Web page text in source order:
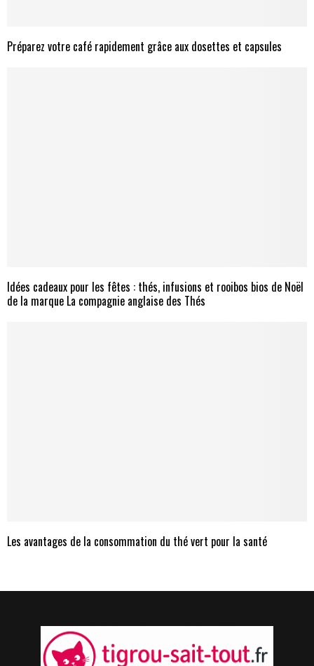
Préparez votre café rapidement grâce aux dosettes et capsules
Idées cadeaux pour les fêtes : thés, infusions et rooibos bios de Noël
de la marque La compagnie anglaise des Thés
Les avantages de la consommation du thé vert pour la santé